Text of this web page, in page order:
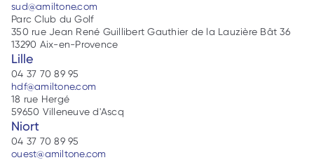
sud@amiltone.com
Parc Club du Golf
350 rue Jean René Guillibert Gauthier de la Lauzière Bât 36
13290 Aix-en-Provence
Lille
04 37 70 89 95
hdf@amiltone.com
18 rue Hergé
59650 Villeneuve d'Ascq
Niort
04 37 70 89 95
ouest@amiltone.com